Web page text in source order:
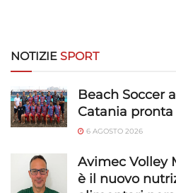
NOTIZIE SPORT
Beach Soccer
Catania
6 AGOSTO 2026
Avimec Volley
è il nuovo